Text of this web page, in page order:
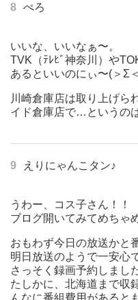
8 ぺろ
いいな、いいなぁ〜。
TVK（ﾃﾚﾋﾞ神奈川）や
あるといいのにぃ〜(＞Σ
川崎倉庫店は取り上げら
イド倉庫店で…というの
9 えりにゃんこタン♪
うわー、コス子さん！！
ブログ開いてみてめちゃ
おもわず今日の放送かと
明日放送のようで一安心
さっそく録画予約しまし
たしかに、北海道まで収
んなに番組費用があると